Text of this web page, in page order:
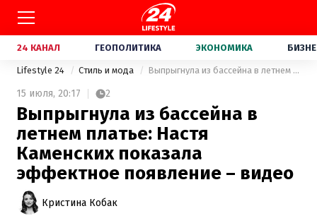
24 КАНАЛ ГЕОПОЛИТИКА ЭКОНОМИКА
Lifestyle 24 Стиль и мода Выпрыгнула из бассейна в летнем платье: Настя Каменских показала эффектное появление – видео
15 июля, 20:17 2
Выпрыгнула из бассейна в
летнем платье: Настя
Каменских показала
эффектное появление – видео
Кристина Кобак